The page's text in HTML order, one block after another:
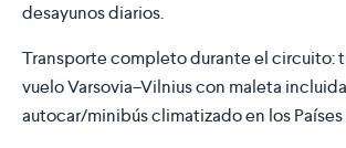
desayunos diarios.
Transporte completo durante el circuito:
vuelo Varsovia–Vilnius con maleta
autocar/minibús climatizado en los